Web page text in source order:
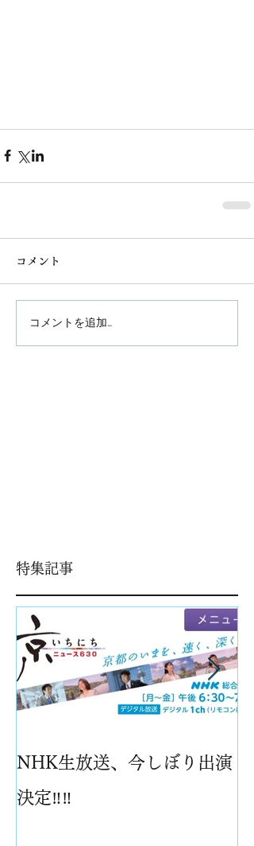
コメント
コメントを追加…
特集記事
NHK生放送、今しぼり出演
決定‼️‼️